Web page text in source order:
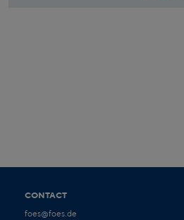
CONTACT
foes@foes.de